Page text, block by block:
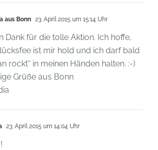
aus Bonn 23. April 2015 um 15:14 Uhr
Dank für die tolle Aktion. Ich hoffe,
ist mir hold und ich darf bald
rockt“ in meinen Händen halten. :-)
Grüße aus Bonn
23. April 2015 um 14:04 Uhr